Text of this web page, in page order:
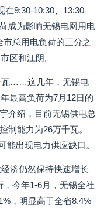
在9:30-10:30、13:30-
成为影响无锡电网用电
总用电负荷的三分之
区和江阴。
瓦……这几年，无锡电
最高负荷为7月12日的
介绍，目前无锡供电总
制能力为26万千瓦。
能出现电力供应缺口。
济仍然保持快速增长
，今年1-6月，无锡全社
，明显高于全省8.4%